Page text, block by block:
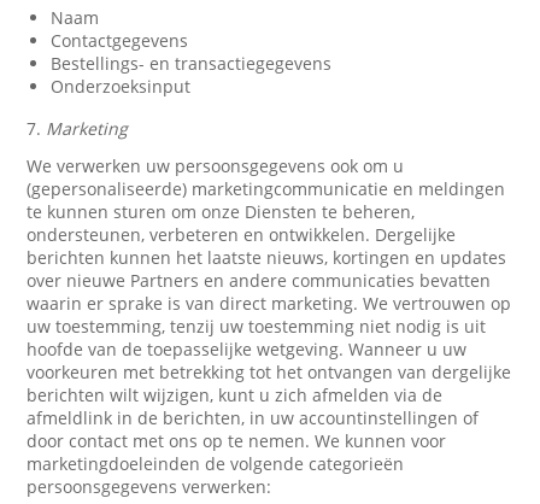
Naam
Contactgegevens
Bestellings- en transactiegegevens
Onderzoeksinput
7. Marketing
We verwerken uw persoonsgegevens ook om u
(gepersonaliseerde) marketingcommunicatie en meldingen
te kunnen sturen om onze Diensten te beheren,
ondersteunen, verbeteren en ontwikkelen. Dergelijke
berichten kunnen het laatste nieuws, kortingen en updates
over nieuwe Partners en andere communicaties bevatten
waarin er sprake is van direct marketing. We vertrouwen op
uw toestemming, tenzij uw toestemming niet nodig is uit
hoofde van de toepasselijke wetgeving. Wanneer u uw
voorkeuren met betrekking tot het ontvangen van dergelijke
berichten wilt wijzigen, kunt u zich afmelden via de
afmeldlink in de berichten, in uw accountinstellingen of
door contact met ons op te nemen. We kunnen voor
marketingdoeleinden de volgende categorieën
persoonsgegevens verwerken: